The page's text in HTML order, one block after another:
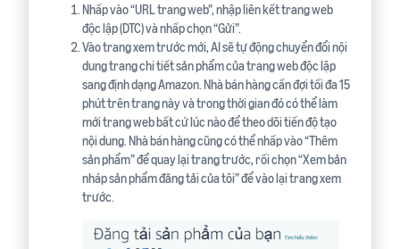
Nhấp vào “URL trang web”, nhập liên kết trang web
độc lập (DTC) và nhấp chọn “Gửi”.
Vào trang xem trước mới, AI sẽ tự động chuyển đổi nội
dung trang chi tiết sản phẩm của trang web độc lập
sang định dạng Amazon. Nhà bán hàng cần đợi tối đa 15
phút trên trang này và trong thời gian đó có thể làm
mới trang web bất cứ lúc nào để theo dõi tiến độ tạo
nội dung. Nhà bán hàng cũng có thể nhấp vào “Thêm
sản phẩm” để quay lại trang trước, rồi chọn “Xem bản
nháp sản phẩm đăng tải của tôi” để vào lại trang xem
trước.